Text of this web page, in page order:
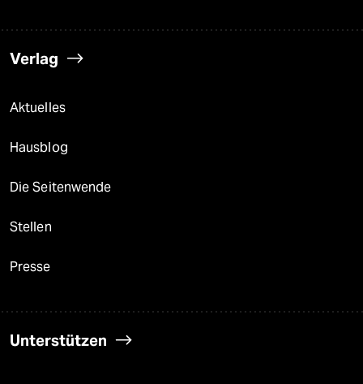
Verlag
Aktuelles
Hausblog
Die Seitenwende
Stellen
Presse
Unterstützen